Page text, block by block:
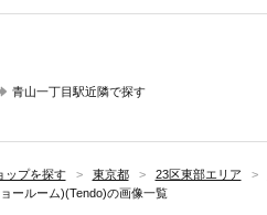
青山一丁目駅近隣で探す
ップを探す > 東京都 > 23区東部エリア >
ールーム)(Tendo)の画像一覧